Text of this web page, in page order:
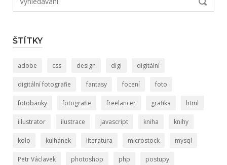
ŠTÍTKY
adobe css design digi digitální
digitální fotografie fantasy focení foto
fotobanky fotografie freelancer grafika html
illustrator ilustrace javascript kniha knihy
kolo kulhánek literatura microstock mysql
Petr Václavek photoshop php postupy